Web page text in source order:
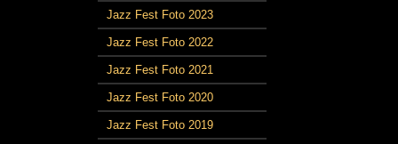
Jazz Fest Foto 2023
Jazz Fest Foto 2022
Jazz Fest Foto 2021
Jazz Fest Foto 2020
Jazz Fest Foto 2019